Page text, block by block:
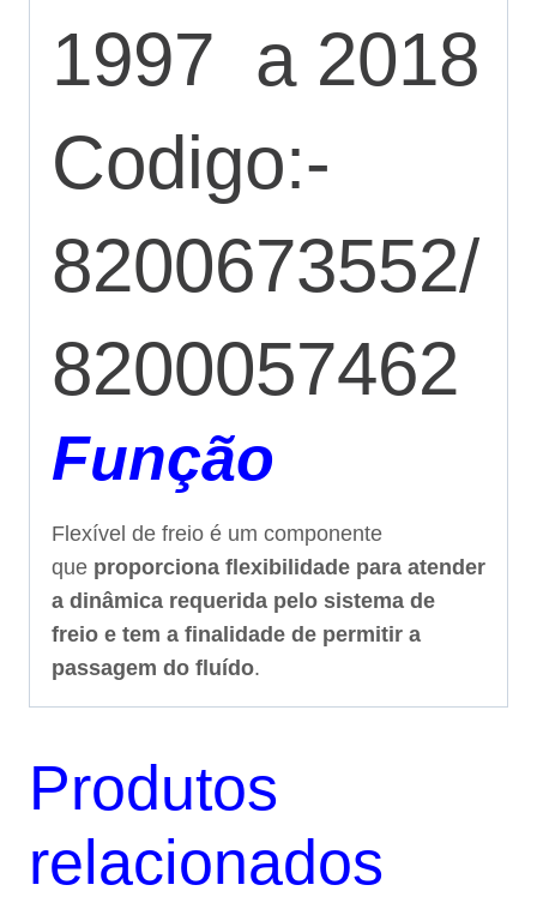
1997 a 2018
Codigo:-
8200673552/
8200057462
Função
Flexível de freio é um componente
que proporciona flexibilidade para atender
a dinâmica requerida pelo sistema de
freio e tem a finalidade de permitir a
passagem do fluído.
Produtos
relacionados